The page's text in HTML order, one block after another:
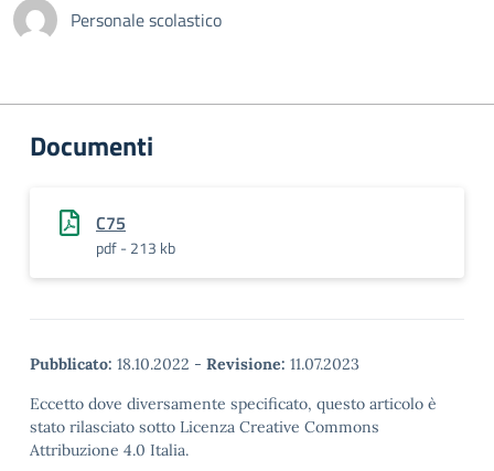
Personale scolastico
Documenti
C75
pdf - 213 kb
Pubblicato: 18.10.2022 - Revisione: 11.07.2023
Eccetto dove diversamente specificato, questo articolo è
stato rilasciato sotto Licenza Creative Commons
Attribuzione 4.0 Italia.